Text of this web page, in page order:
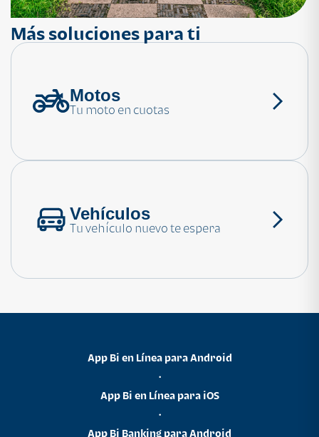
¿Necesitas ayuda?
Más soluciones para ti
Motos
Tu moto en cuotas
Vehículos
Tu vehículo nuevo te espera
App Bi en Línea para Android
•
App Bi en Línea para iOS
•
App Bi Banking para Android